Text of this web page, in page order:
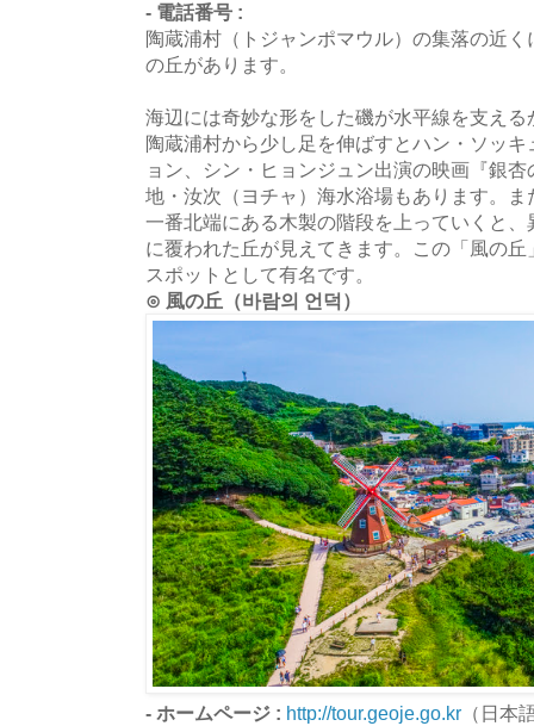
- 電話番号 :
陶蔵浦村（トジャンポマウル）の集落の近
の丘があります。
海辺には奇妙な形をした磯が水平線を支え
陶蔵浦村から少し足を伸ばすとハン・ソッ
ョン、シン・ヒョンジュン出演の映画『銀
地・汝次（ヨチャ）海水浴場もあります。
一番北端にある木製の階段を上っていくと
に覆われた丘が見えてきます。この「風の
スポットとして有名です。
⊙ 風の丘（바람의 언덕）
- ホームページ : http://tour.geoje.go.kr （日本